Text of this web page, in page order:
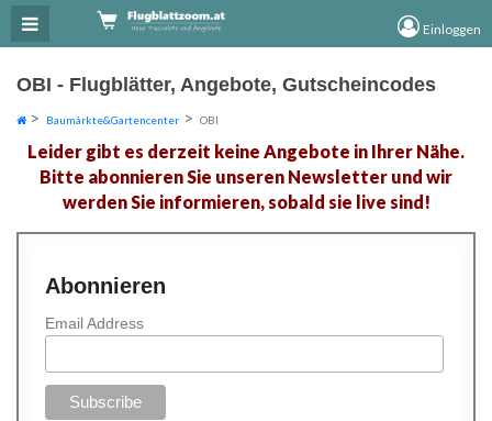
Einloggen
OBI - Flugblätter, Angebote, Gutscheincodes
Baumärkte&Gartencenter OBI
Leider gibt es derzeit keine Angebote in Ihrer Nähe.
Bitte abonnieren Sie unseren Newsletter und wir
werden Sie informieren, sobald sie live sind!
Abonnieren
Email Address